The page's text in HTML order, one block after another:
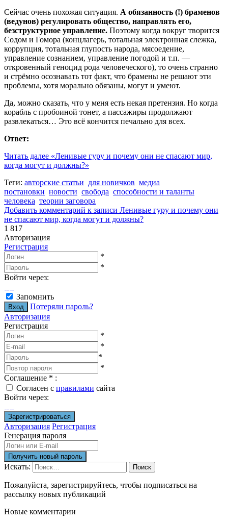
Сейчас очень похожая ситуация. А обязанность (!) браменов
(ведунов) регулировать общество, направлять его,
безструктурное управление. Поэтому когда вокруг творится
Содом и Гомора (концлагерь, тотальная электронная слежка,
коррупция, тотальная глупость народа, мясоедение,
управление сознанием, управление погодой и т.п. —
откровенный геноцид рода человеческого), то очень странно
и стрёмно осознавать тот факт, что брамены не решают эти
проблемы, хотя морально обязаны, могут и умеют.
Да, можно сказать, что у меня есть некая претензия. Но когда
корабль с пробоиной тонет, а пассажиры продолжают
развлекаться… Это всё кончится печально для всех.
Ответ:
Читать далее «Ленивые гуру и почему они не спасают мир,
когда могут и должны?»
Теги: авторские статьи для новичков медиа
постановки новости свобода способности и таланты
человека теории заговора
Добавить комментарий к записи Ленивые гуру и почему они
не спасают мир, когда могут и должны?
1 817
Авторизация
Регистрация
*
*
Войти через:
Запомнить
Потеряли пароль?
Авторизация
Регистрация
*
*
*
*
Соглашение * :
Согласен с правилами сайта
Войти через:
Авторизация Регистрация
Генерация пароля
Искать: Поиск
Пожалуйста, зарегистрируйтесь, чтобы подписаться на
рассылку новых публикаций
Новые комментарии